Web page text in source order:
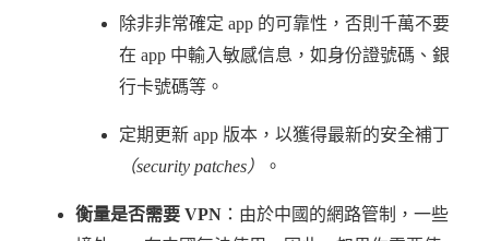
除非非常確定 app 的可靠性，否則千萬不要
在 app 中輸入敏感信息，如身份證號碼、銀
行卡號碼等。
定期更新 app 版本，以獲得最新的安全補丁
（security patches）
。
衡量是否需要 VPN ：由於中國的網路管制，一些